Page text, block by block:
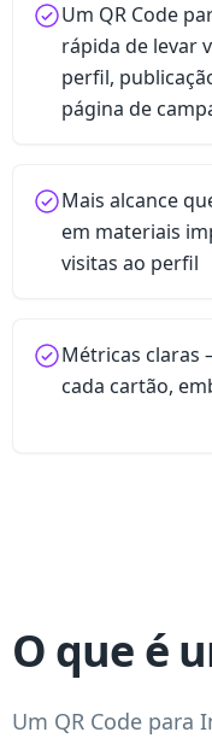
Um QR Code
rápida de levar
perfil,
página de
Mais alcance
em materiais
visitas ao perfil
Métricas claras
cada cartão,
O que é
Um QR Code